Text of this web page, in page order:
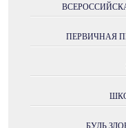
ПЕРВИЧНАЯ
БУДЬ